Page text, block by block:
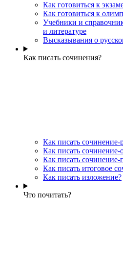
Как готовиться к
Как готовиться к
Учебники и
и литературе
Высказывания о
Как писать сочинения?
Как писать сочинение-
Как писать сочинение-
Как писать сочинение-
Как писать итоговое
Как писать изложение?
Что почитать?